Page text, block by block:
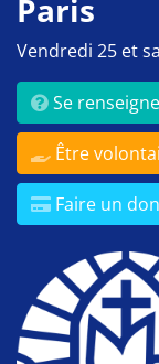
Paris
Vendredi 25 et
Se
Être
Faire un don